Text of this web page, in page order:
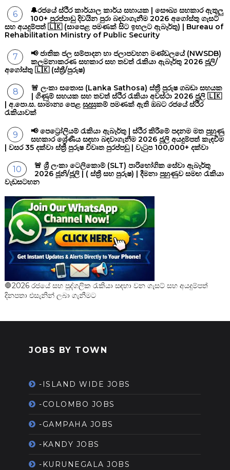
🔔රජයේ ස්ථිර කාර්යාල කාර්ය සහායක | සෞඛ්‍ය සහකාර ඇතුලු
100+ පුරප්පාඩු දිවයින පුරා බඳවාගැනීම 2026 අගෝස්තු ගැසට්
සහ අයදුම්පත් 🇱🇰 (සාපෙළ පමණක් සිට ඉහලට ඇබෑර්තු) | Bureau of
Rehabilitation Ministry of Public Security
📢 ජාතික ජල සම්පාදන හා ජලාපවහන මණ්ඩලයේ (NWSDB)
කලමනාකරණ සහකාර සහ තවත් රැකියා ඇබෑර්තු 2026 ජූලි/
අගෝස්තු 🇱🇰 (ස්ත්‍රී/පුරුෂ)
🚨 ලංකා සතොස (Lanka Sathosa) ස්ත්‍රී පුරුෂ ගබඩා සහයක
| ගිණුම් සහයක සහ තවත් ස්ථිර රැකියා අවස්ථා 2026 ජූලි 🇱🇰
| අ.පො.ස. සාමාන්‍ය පෙළ සුදුසුකම් පමණක් ඇති ඔබට රජයේ ස්ථිර
රැකියාවක්
📢 පෙට්‍රෝලියම් රැකියා ඇබෑර්තු | ස්ථිර කිරීමේ පදනම මත පුහුණු
සහකාර ශ්‍රේණීය සඳහා බඳවාගැනීම 2026 ජූලි අයදුම්පත් කැඳවීම
| වසර 35 දක්වා ස්ත්‍රී පුරුෂ විවෘත පුරප්පඩු | වැටුප 100,000+ දක්වා
🚨 ශ්‍රී ලංකා ටෙලිකොම් (SLT) පාරිභෝගික සේවා ඇබෑර්තු
2026 ජූනි/ජූලි | ( ස්ත්‍රී සහ පුරුෂ) | දීමනා පුහුණුව සමඟ රැකියා
වැඩසටහන
🛑2026 රජයේ සහ පුද්ගලික රැකියා සඳහා වන ගැසට් සහ අයදුම්පත්
දිනපතා එසැනින් ලබා ගැනීමට
JOBS BY TOWN
-ISLAND WIDE JOBS
-COLOMBO JOBS
-GAMPAHA JOBS
-KANDY JOBS
-KURUNEGALA JOBS